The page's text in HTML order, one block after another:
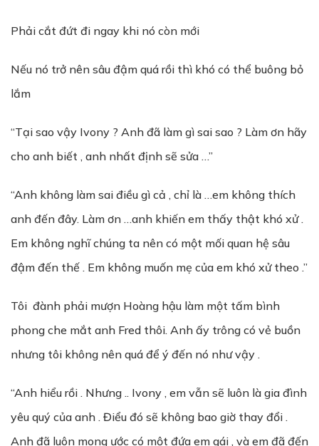
Phải cắt đứt đi ngay khi nó còn mới
Nếu nó trở nên sâu đậm quá rồi thì khó có thể buông bỏ
lắm
“Tại sao vậy Ivony ? Anh đã làm gì sai sao ? Làm ơn hãy
cho anh biết , anh nhất định sẽ sửa …”
“Anh không làm sai điều gì cả , chỉ là …em không thích
anh đến đây. Làm ơn …anh khiến em thấy thật khó xử .
Em không nghĩ chúng ta nên có một mối quan hệ sâu
đậm đến thế . Em không muốn mẹ của em khó xử theo .”
Tôi đành phải mượn Hoàng hậu làm một tấm bình
phong che mắt anh Fred thôi. Anh ấy trông có vẻ buồn
nhưng tôi không nên quá để ý đến nó như vậy .
“Anh hiểu rồi . Nhưng .. Ivony , em vẫn sẽ luôn là gia đình
yêu quý của anh . Điểu đó sẽ không bao giờ thay đổi .
Anh đã luôn mong ước có một đứa em gái , và em đã đến